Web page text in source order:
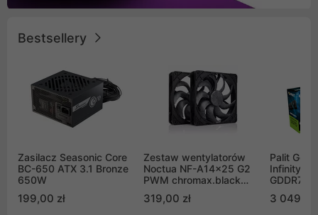
Bestsellery
Zasilacz Seasonic Core
BC-650 ATX 3.1 Bronze
650W
199,00 zł
Zestaw wentylatorów
Noctua NF-A14x25 G2
PWM chromax.black
Push Pull (2szt)
319,00 zł
Palit
Infinity 3
GDDR7
GB2050S)
3 049,00